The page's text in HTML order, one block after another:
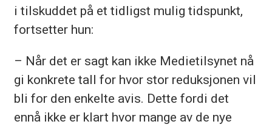
i tilskuddet på et tidligst mulig tidspunkt,
fortsetter hun:
– Når det er sagt kan ikke Medietilsynet nå
gi konkrete tall for hvor stor reduksjonen vil
bli for den enkelte avis. Dette fordi det
ennå ikke er klart hvor mange av de nye